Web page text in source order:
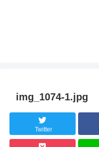
img_1074-1.jpg
Twitter